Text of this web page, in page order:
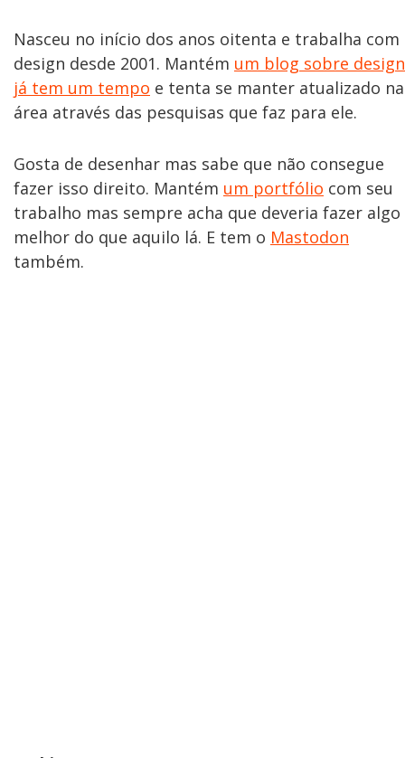
Nasceu no início dos anos oitenta e trabalha com
design desde 2001. Mantém um blog sobre design
já tem um tempo e tenta se manter atualizado na
área através das pesquisas que faz para ele.
Gosta de desenhar mas sabe que não consegue
fazer isso direito. Mantém um portfólio com seu
trabalho mas sempre acha que deveria fazer algo
melhor do que aquilo lá. E tem o Mastodon
também.